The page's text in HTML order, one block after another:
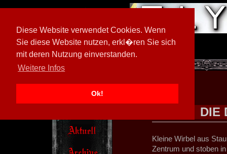
Diese Website verwendet Cookies. Wenn
Sie diese Website nutzen, erkl�ren Sie sich
mit deren Nutzung einverstanden.
Weitere Infos
Ok!
[ 602026/M3]
DIE
Kleine Wirbel aus
Zentrum und stoben